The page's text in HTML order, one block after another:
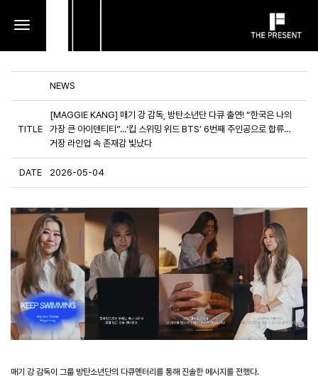
toggle
NEWS
TITLE
[MAGGIE KANG] 매기 강 감독, 방탄소년단 다큐 출연! “한국은 나의
가장 큰 아이덴티티”...‘킵 스위밍 위드 BTS’ 6번째 주인공으로 합류…
거장 라인업 속 존재감 빛났다
DATE 2026-05-04
매기 강 감독이 그룹 방탄소년단의 다큐멘터리를 통해 진솔한 메시지를 전했다.